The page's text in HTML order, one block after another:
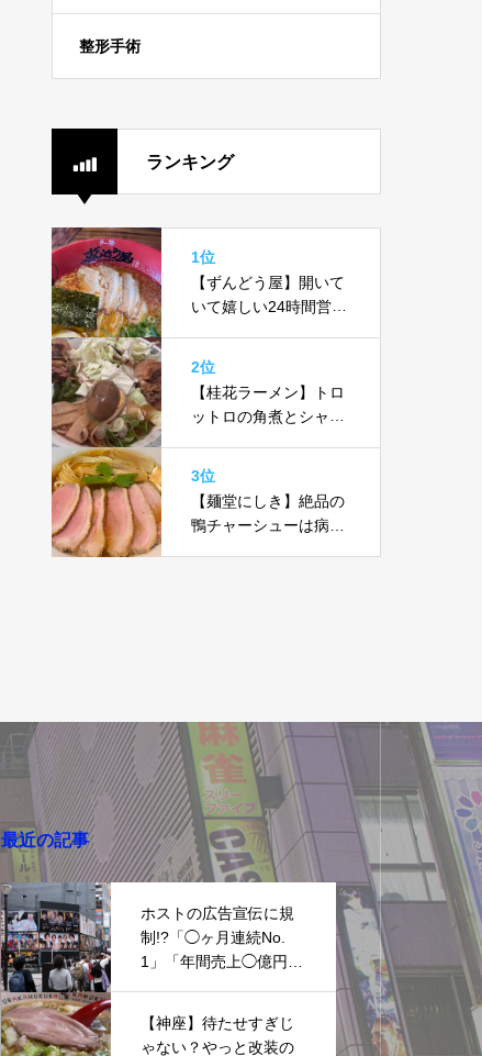
整形手術
ランキング
1位
【ずんどう屋】開いて
いて嬉しい24時間営
ヤバい！！
2位
【桂花ラーメン】トロ
ットロの角煮とシャキ
3位
【麺堂にしき】絶品の
鴨チャーシューは病み
最近の記事
ホストの広告宣伝に規
制!?「◯ヶ月連続No.
1」「年間売上◯億円突
【神座】待たせすぎじ
ゃない？やっと改装の